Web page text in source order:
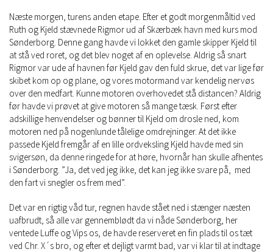
Næste morgen, turens anden etape. Efter et godt morgenmåltid ved
Ruth og Kjeld stævnede Rigmor ud af Skærbæk havn med kurs mod
Sønderborg. Denne gang havde vi lokket den gamle skipper Kjeld til
at stå ved roret, og det blev noget af en oplevelse. Aldrig så snart
Rigmor var ude af havnen før Kjeld gav den fuld skrue, det var lige før
skibet kom op og plane, og vores motormand var kendelig nervøs
over den medfart. Kunne motoren overhovedet stå distancen? Aldrig
før havde vi prøvet at give motoren så mange tæsk. Først efter
adskillige henvendelser og bønner til Kjeld om drosle ned, kom
motoren ned på nogenlunde tålelige omdrejninger. At det ikke
passede Kjeld fremgår af en lille ordveksling Kjeld havde med sin
svigersøn, da denne ringede for at høre, hvornår han skulle afhentes
i Sønderborg. ”Ja, det ved jeg ikke, det kan jeg ikke svare på, med
den fart vi snegler os frem med”.
Det var en rigtig våd tur, regnen havde stået ned i stænger næsten
uafbrudt, så alle var gennemblødt da vi nåde Sønderborg, her
ventede Luffe og Vips os, de havde reserveret en fin plads til os tæt
ved Chr. X´s bro, og efter et dejligt varmt bad, var vi klar til at indtage